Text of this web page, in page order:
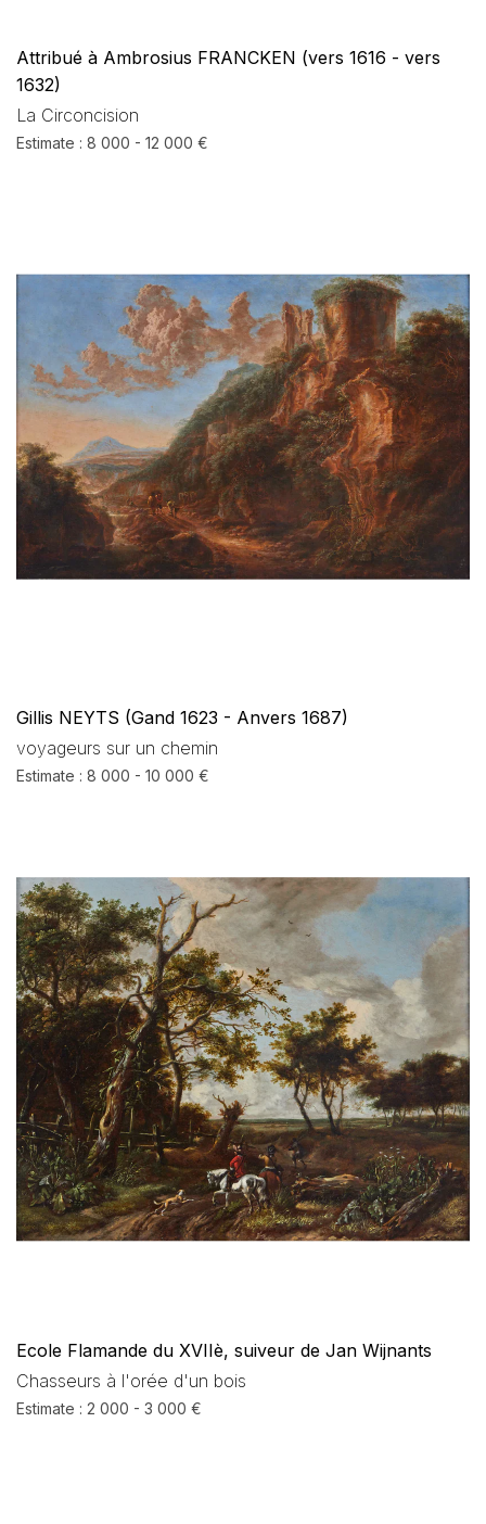
Attribué à Ambrosius FRANCKEN (vers 1616 - vers
1632)
La Circoncision
Estimate : 8 000 - 12 000 €
Gillis NEYTS (Gand 1623 - Anvers 1687)
voyageurs sur un chemin
Estimate : 8 000 - 10 000 €
Ecole Flamande du XVIIè, suiveur de Jan Wijnants
Chasseurs à l'orée d'un bois
Estimate : 2 000 - 3 000 €